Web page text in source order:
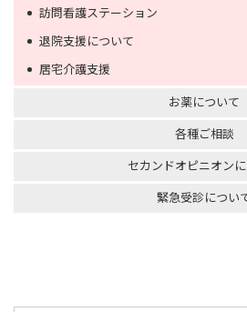
訪問看護ステーション
退院支援について
居宅介護支援
お薬について
各種ご相談
セカンドオピニオン
緊急受診につい